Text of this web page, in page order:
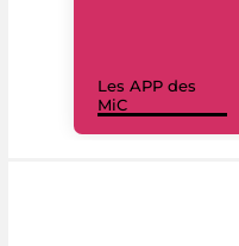
Les APP des
MiC